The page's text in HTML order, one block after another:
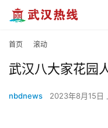
首页 滚动
武汉八大家花园
nbdnews 2023年8月15日